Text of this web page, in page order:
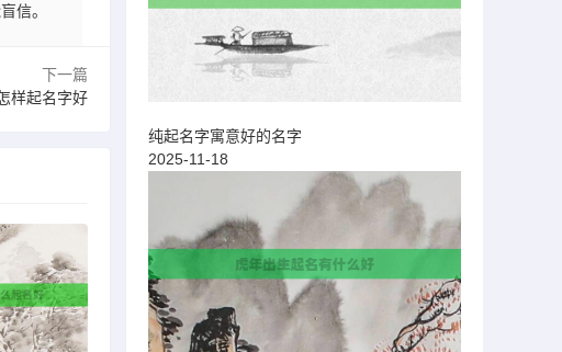
信。
下一篇
样起名字好
纯起名字寓意好的名字
2025-11-18